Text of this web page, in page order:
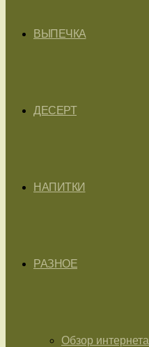
ВЫПЕЧКА
ДЕСЕРТ
НАПИТКИ
РАЗНОЕ
Обзор интернета